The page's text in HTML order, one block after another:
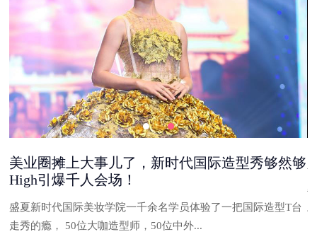
美业圈摊上大事儿了，新时代国际造型秀够然够
High引爆千人会场！
盛夏新时代国际美妆学院一千余名学员体验了一把国际造型T台
走秀的瘾， 50位大咖造型师，50位中外...